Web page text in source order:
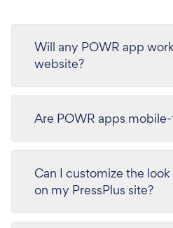
Will any POWR app
website?
Are POWR apps
Can I customize the
on my PressPlus site?